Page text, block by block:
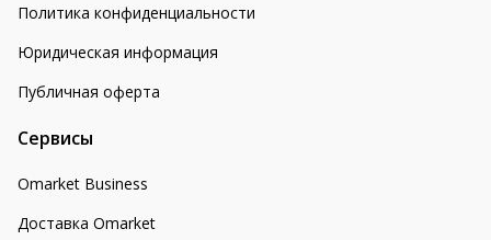
Политика конфиденциальности
Юридическая информация
Публичная оферта
Сервисы
Omarket Business
Доставка Omarket